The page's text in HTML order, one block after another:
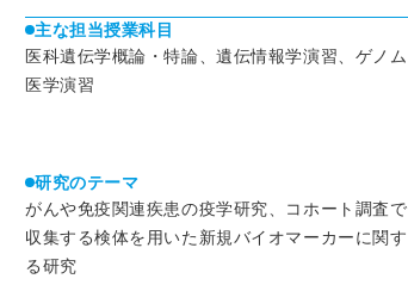
主な担当授業科目
医科遺伝学概論・特論、遺伝情報学演習、ゲノム
医学演習
研究のテーマ
がんや免疫関連疾患の疫学研究、コホート調査で
収集する検体を用いた新規バイオマーカーに関す
る研究